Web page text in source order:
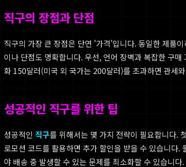
직구의 장점과 단점
직구의 가장 큰 장점은 단연 '가격'입니다. 동일한 제품
이나 단점도 명확합니다. 우선, 언어 장벽과 복잡한 구
화 150달러(미국 외 국가는 200달러)를 초과하면 관세
성공적인 직구를 위한 팁
성공적인 직구를 위해서는 몇 가지 전략이 필요합니다.
로모션 코드를 활용하면 추가 할인을 받을 수 있습니다
야 배송 중 발생할 수 있는 문제를 최소화할 수 있습니